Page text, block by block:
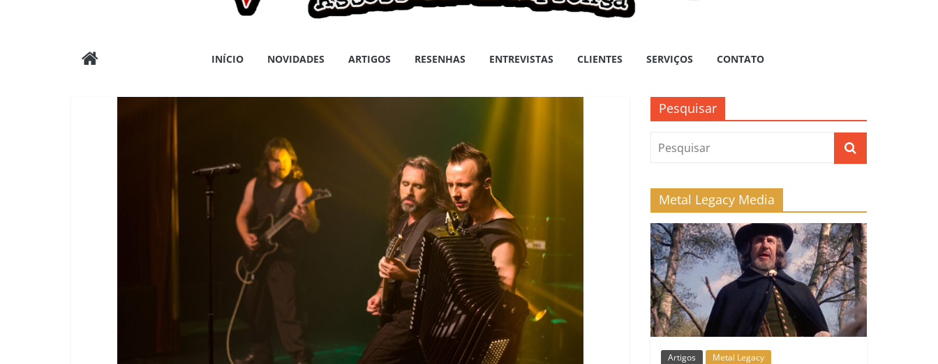
Wargods
Press
INÍCIO NOVIDADES ARTIGOS RESENHAS ENTREVISTAS CLIENTES SERVIÇOS CONTATO
Pesquisar
Metal Legacy Media
Artigos Metal Legacy